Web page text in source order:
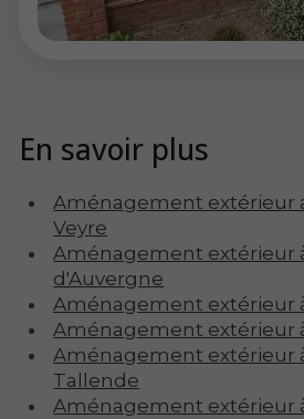
En savoir plus
Aménagement extérieur
Veyre
Aménagement extérieur
d'Auvergne
Aménagement extérieur
Aménagement extérieur
Aménagement extérieur
Tallende
Aménagement extérieur